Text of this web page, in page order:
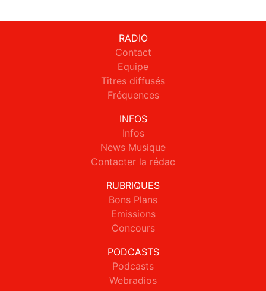
RADIO
Contact
Equipe
Titres diffusés
Fréquences
INFOS
Infos
News Musique
Contacter la rédac
RUBRIQUES
Bons Plans
Emissions
Concours
PODCASTS
Podcasts
Webradios